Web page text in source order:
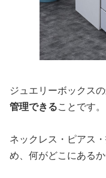
ジュエリーボックスの
管理できることです。
ネックレス・ピアス
め、何がどこにある